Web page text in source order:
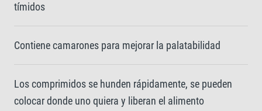
tímidos
Contiene camarones para mejorar la palatabilidad
Los comprimidos se hunden rápidamente, se pueden
colocar donde uno quiera y liberan el alimento